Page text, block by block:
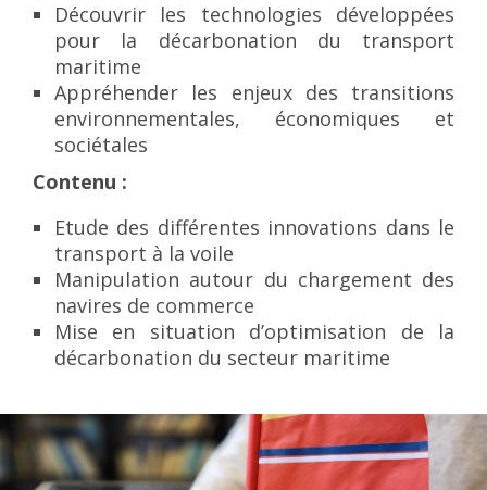
Découvrir les technologies développées
pour la décarbonation du transport
maritime
Appréhender les enjeux des transitions
environnementales, économiques et
sociétales
Contenu :
Etude des différentes innovations dans le
transport à la voile
Manipulation autour du chargement des
navires de commerce
Mise en situation d’optimisation de la
décarbonation du secteur maritime